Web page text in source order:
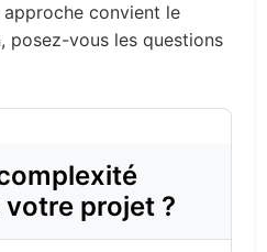
convient le
posez-vous les questions
projet ?